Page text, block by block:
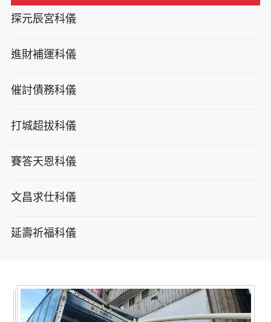
探元辰宮科儀
進財補運科儀
催討債務科儀
打城超拔科儀
賽答天恩科儀
文昌求仕科儀
延壽祈福科儀